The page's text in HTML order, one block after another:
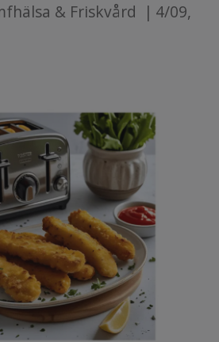
& Friskvård | 4/09,